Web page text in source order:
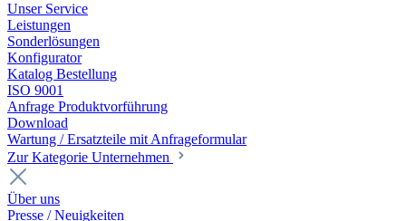
Unser Service
Leistungen
Sonderlösungen
Konfigurator
Katalog Bestellung
ISO 9001
Anfrage Produktvorführung
Download
Wartung / Ersatzteile mit Anfrageformular
Zur Kategorie Unternehmen
Über uns
Presse / Neuigkeiten